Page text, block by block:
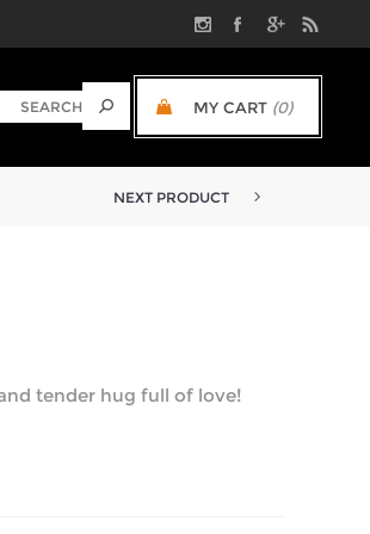
MY CART (0)
NEXT PRODUCT
tender hug full of love!